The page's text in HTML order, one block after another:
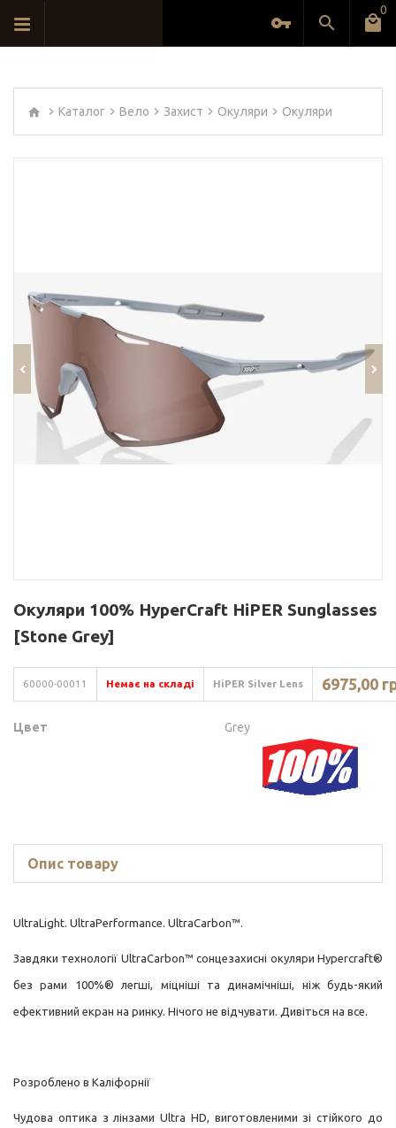
0
Каталог Вело Захист Окуляри Окуляри
Окуляри 100% HyperCraft HiPER Sunglasses
[Stone Grey]
60000-00011 Немає на складі HiPER Silver Lens 6975,00
Цвет Grey
Опис товару
UltraLight. UltraPerformance. UltraCarbon™.
Завдяки технології UltraCarbon™ сонцезахисні окуляри Hypercraft®
без рами 100%® легші, міцніші та динамічніші, ніж будь-який
ефективний екран на ринку. Нічого не відчувати. Дивіться на все.
Розроблено в Каліфорнії
Чудова оптика з лінзами Ultra HD, виготовленими зі стійкого до